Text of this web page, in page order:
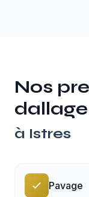
Nos
à Istres
Pavage